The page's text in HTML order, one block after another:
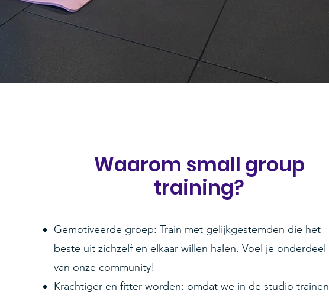
Waarom small group
training?
Gemotiveerde groep: Train met gelijkgestemden die het
beste uit zichzelf en elkaar willen halen. Voel je onderdeel
van onze community!
Krachtiger en fitter worden: omdat we in de studio trainen